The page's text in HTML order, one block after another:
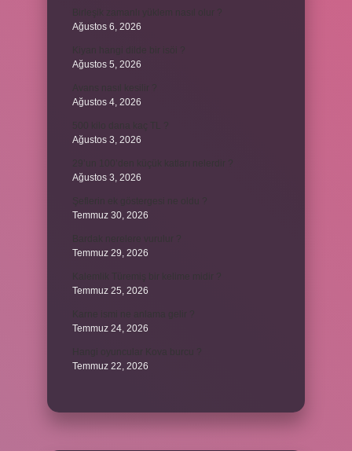
Ağustos 6, 2026
Ağustos 5, 2026
Ağustos 4, 2026
Ağustos 3, 2026
Ağustos 3, 2026
Temmuz 30, 2026
Temmuz 29, 2026
Temmuz 25, 2026
Temmuz 24, 2026
Temmuz 22, 2026